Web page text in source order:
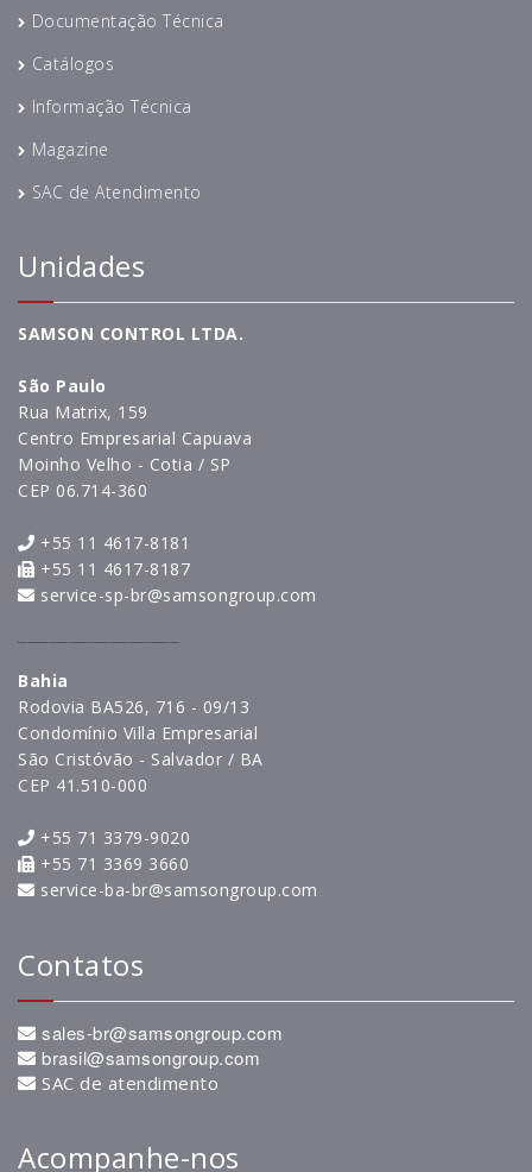
Documentação Técnica
Catálogos
Informação Técnica
Magazine
SAC de Atendimento
Unidades
SAMSON CONTROL LTDA.
São Paulo
Rua Matrix, 159
Centro Empresarial Capuava
Moinho Velho - Cotia / SP
CEP 06.714-360
+55 11 4617-8181
+55 11 4617-8187
service-sp-br@samsongroup.com
Bahia
Rodovia BA526, 716 - 09/13
Condomínio Villa Empresarial
São Cristóvão - Salvador / BA
CEP 41.510-000
+55 71 3379-9020
+55 71 3369 3660
service-ba-br@samsongroup.com
Contatos
sales-br@samsongroup.com
brasil@samsongroup.com
SAC de atendimento
Acompanhe-nos